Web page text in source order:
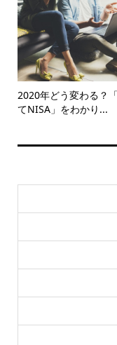
2020年どう変わる？
てNISA」をわかり...